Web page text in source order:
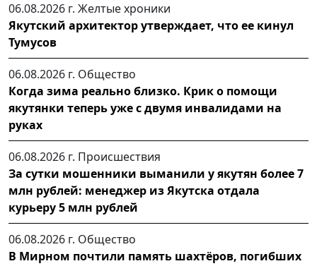
06.08.2026 г. Желтые хроники
Якутский архитектор утверждает, что ее кинул
Тумусов
06.08.2026 г. Общество
Когда зима реально близко. Крик о помощи
якутянки теперь уже с двумя инвалидами на
руках
06.08.2026 г. Происшествия
За сутки мошенники выманили у якутян более 7
млн рублей: менеджер из Якутска отдала
курьеру 5 млн рублей
06.08.2026 г. Общество
В Мирном почтили память шахтёров, погибших